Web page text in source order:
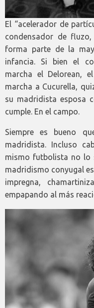
El “acelerador de
condensador de
forma parte de la
infancia. Si bien el
marcha el Delorean,
marcha a Cucurella,
su madridista esposa
cumple. En el campo.
Siempre es bueno
madridista. Incluso
mismo futbolista no lo
madridismo conyugal
impregna,
empapando al más